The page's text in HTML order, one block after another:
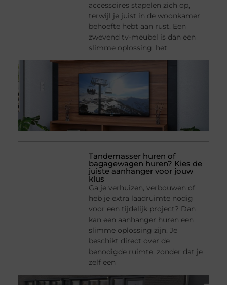
accessoires stapelen zich op,
terwijl je juist in de woonkamer
behoefte hebt aan rust. Een
zwevend tv-meubel is dan een
slimme oplossing: het
Tandemasser huren of
bagagewagen huren? Kies de
juiste aanhanger voor jouw
klus
Ga je verhuizen, verbouwen of
heb je extra laadruimte nodig
voor een tijdelijk project? Dan
kan een aanhanger huren een
slimme oplossing zijn. Je
beschikt direct over de
benodigde ruimte, zonder dat je
zelf een